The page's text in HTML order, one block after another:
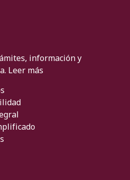
información y
Leer más